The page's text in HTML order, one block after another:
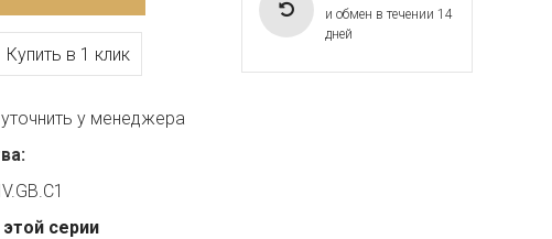
Купить в 1 клик
уточнить у менеджера
серии
и обмен в течении 14
дней